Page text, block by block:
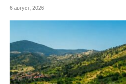
6 август, 2026